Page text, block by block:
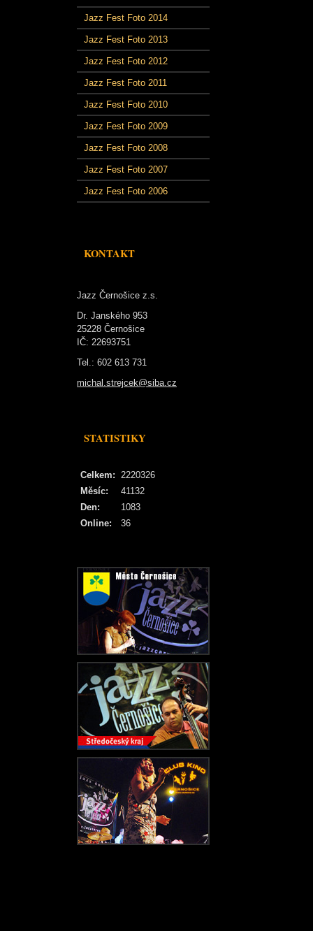
Jazz Fest Foto 2014
Jazz Fest Foto 2013
Jazz Fest Foto 2012
Jazz Fest Foto 2011
Jazz Fest Foto 2010
Jazz Fest Foto 2009
Jazz Fest Foto 2008
Jazz Fest Foto 2007
Jazz Fest Foto 2006
KONTAKT
Jazz Černošice z.s.
Dr. Janského 953
25228 Černošice
IČ: 22693751
Tel.: 602 613 731
michal.strejcek@siba.cz
STATISTIKY
Online: 36
Celkem: 2220326
Měsíc:
41132
Den:
1083